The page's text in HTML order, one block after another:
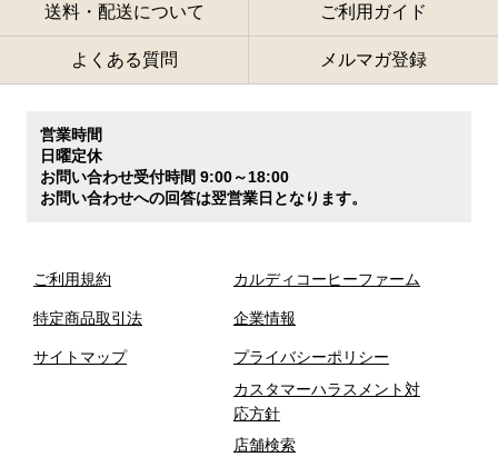
送料・配送について ご利用ガイド
よくある質問 メルマガ登録
営業時間
日曜定休
お問い合わせ受付時間 9:00～18:00
お問い合わせへの回答は翌営業日となります。
ご利用規約
特定商品取引法
サイトマップ
カルディコーヒーファーム
企業情報
プライバシーポリシー
カスタマーハラスメント対
応方針
店舗検索